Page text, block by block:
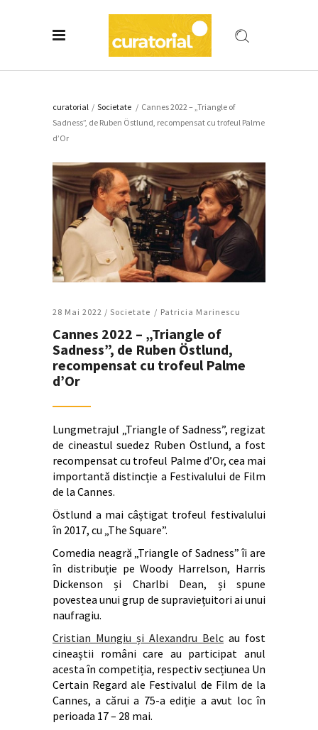
curatorial / Societate / Cannes 2022 – „Triangle of
Sadness”, de Ruben Östlund, recompensat cu trofeul Palme
d’Or
28 Mai 2022 / Societate Patricia Marinescu
Cannes 2022 – „Triangle of
Sadness”, de Ruben Östlund,
recompensat cu trofeul Palme
d’Or
Lungmetrajul „Triangle of Sadness”, regizat
de cineastul suedez Ruben Östlund, a fost
recompensat cu trofeul Palme d’Or, cea mai
importantă distincție a Festivalului de Film
de la Cannes.
Östlund a mai câștigat trofeul festivalului
în 2017, cu „The Square”.
Comedia neagră „Triangle of Sadness” îi are
în distribuție pe Woody Harrelson, Harris
Dickenson și Charlbi Dean, și spune
povestea unui grup de supraviețuitori ai unui
naufragiu.
Cristian Mungiu și Alexandru Belc au fost
cineaștii români care au participat anul
acesta în competiția, respectiv secțiunea Un
Certain Regard ale Festivalul de Film de la
Cannes, a cărui a 75-a ediție a avut loc în
perioada 17 – 28 mai.